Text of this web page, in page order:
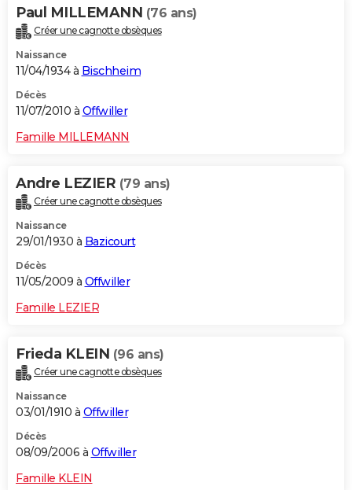
Paul MILLEMANN (76 ans)
Créer une cagnotte obsèques
Naissance
11/04/1934 à Bischheim
Décès
11/07/2010 à Offwiller
Famille MILLEMANN
Andre LEZIER (79 ans)
Créer une cagnotte obsèques
Naissance
29/01/1930 à Bazicourt
Décès
11/05/2009 à Offwiller
Famille LEZIER
Frieda KLEIN (96 ans)
Créer une cagnotte obsèques
Naissance
03/01/1910 à Offwiller
Décès
08/09/2006 à Offwiller
Famille KLEIN